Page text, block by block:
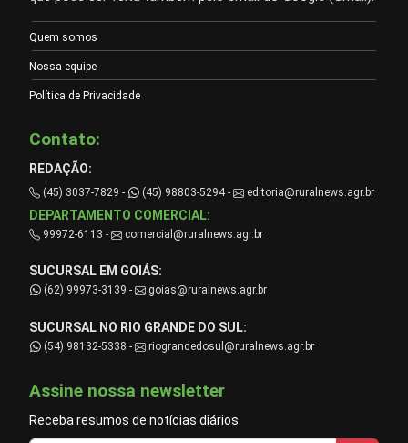
Quem somos
Nossa equipe
Política de Privacidade
Contato:
REDAÇÃO:
(45) 3037-7829 - (45) 98803-5294 - editoria@ruralnews.agr.br
DEPARTAMENTO COMERCIAL:
99972-6113 - comercial@ruralnews.agr.br
SUCURSAL EM GOIÁS:
(62) 99973-3139 - goias@ruralnews.agr.br
SUCURSAL NO RIO GRANDE DO SUL:
(54) 98132-5338 - riograndedosul@ruralnews.agr.br
Assine nossa newsletter
Receba resumos de notícias diários